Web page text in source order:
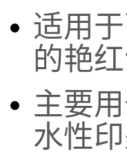
适用
的艳
主要
水性